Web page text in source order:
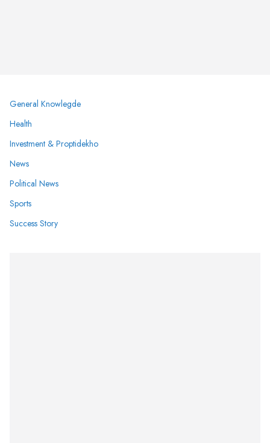
General Knowlegde
Health
Investment & Proptidekho
News
Political News
Sports
Success Story